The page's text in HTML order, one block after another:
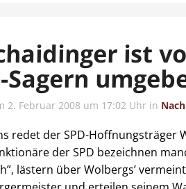
ist
Sagern
2. Februar 2008 um 17:02 Uhr in
redet der SPD-Hoffnungsträger
der SPD bezeichnen
lästern über Wolbergs’